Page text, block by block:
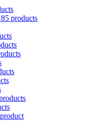
products